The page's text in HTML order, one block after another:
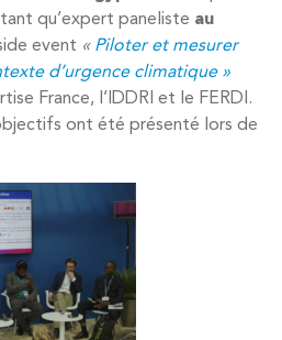
qu’expert paneliste au
event « Piloter et mesurer
d’urgence climatique »
France, l’IDDRI et le FERDI.
ont été présenté lors de